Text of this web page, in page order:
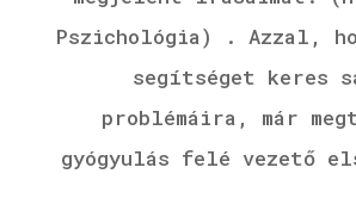
Pszichológia) . Azzal,
segítséget keres
problémáira, már
gyógyulás felé vezető